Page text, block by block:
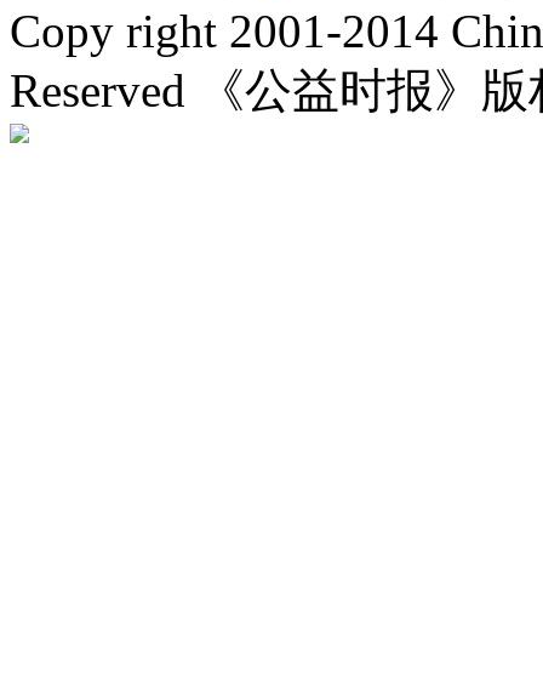
Copy right 2001-2014
Reserved 《公益时报》